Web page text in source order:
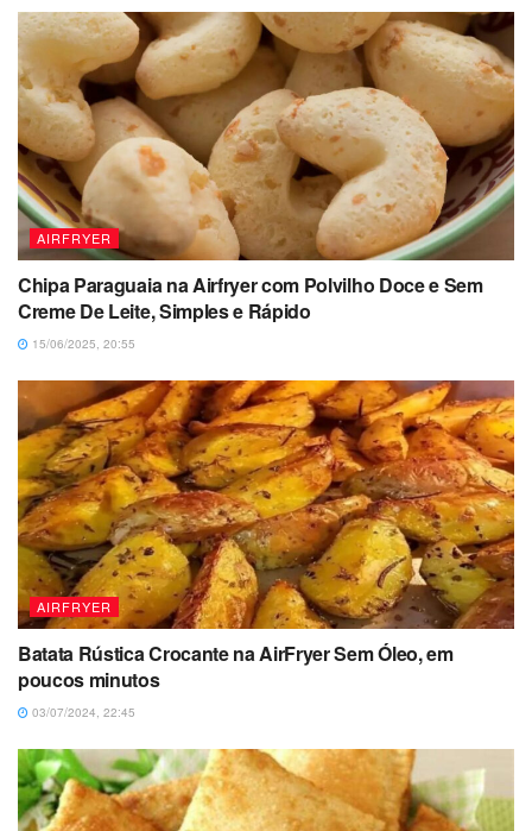
AIRFRYER
Chipa Paraguaia na Airfryer com Polvilho Doce e Sem
Creme De Leite, Simples e Rápido
15/06/2025, 20:55
AIRFRYER
Batata Rústica Crocante na AirFryer Sem Óleo, em
poucos minutos
03/07/2024, 22:45